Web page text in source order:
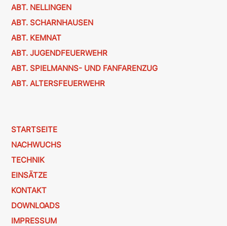
ABT. NELLINGEN
ABT. SCHARNHAUSEN
ABT. KEMNAT
ABT. JUGENDFEUERWEHR
ABT. SPIELMANNS- UND FANFARENZUG
ABT. ALTERSFEUERWEHR
STARTSEITE
NACHWUCHS
TECHNIK
EINSÄTZE
KONTAKT
DOWNLOADS
IMPRESSUM